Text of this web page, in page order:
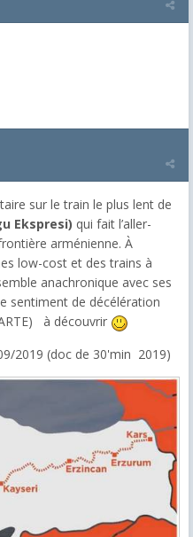
sur le train le plus lent de
Ekspresi) qui fait l’aller-
arménienne. À
low-cost et des trains à
anachronique avec ses
sentiment de décélération
à découvrir
2019 (doc de 30'min 2019)